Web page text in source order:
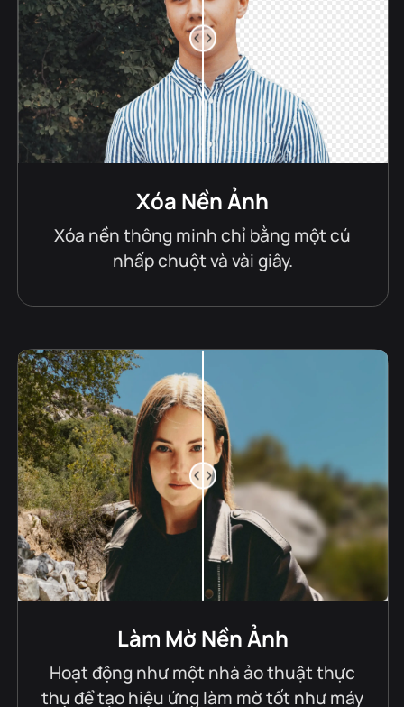
Xóa Nền Ảnh
Xóa nền thông minh chỉ bằng một cú
nhấp chuột và vài giây.
Làm Mờ Nền Ảnh
Hoạt động như một nhà ảo thuật thực
thụ để tạo hiệu ứng làm mờ tốt như máy